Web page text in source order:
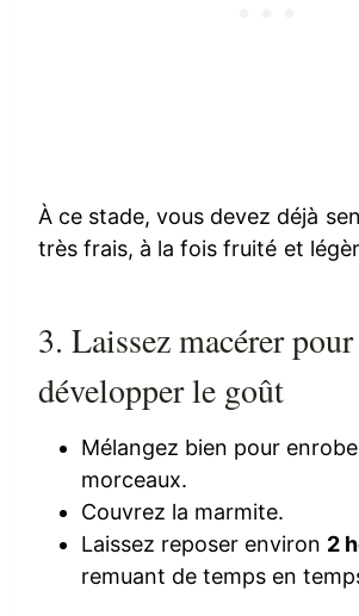
À ce stade, vous devez déjà
très frais, à la fois fruité et
3. Laissez macérer pour
développer le goût
Mélangez bien pour
morceaux.
Couvrez la marmite.
Laissez reposer environ 2
remuant de temps en